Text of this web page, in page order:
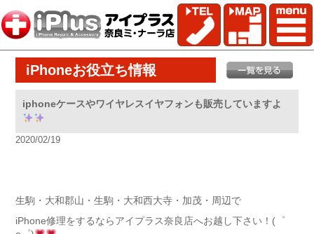
iPhoneお役立ち情報
iphoneケースやワイヤレスイヤフォンも販売していますよ
2020/02/19
生駒・大和郡山・生駒・大和西大寺・加茂・周辺で
iPhone修理をするならアイプラス奈良店へお越し下さい！(゜